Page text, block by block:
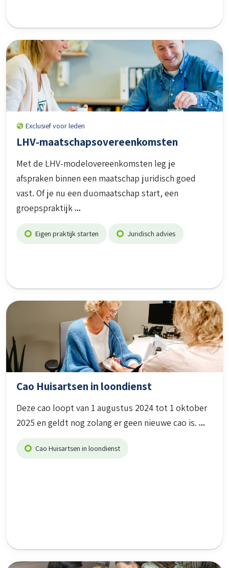
Exclusief voor leden
LHV-maatschapsovereenkomsten
Met de LHV-modelovereenkomsten leg je
afspraken binnen een maatschap juridisch goed
vast. Of je nu een duomaatschap start, een
groepspraktijk
Eigen praktijk starten Juridisch advies
Cao Huisartsen in loondienst
Deze cao loopt van 1 augustus 2024 tot 1 oktober
2025 en geldt nog zolang er geen nieuwe cao is.
Cao Huisartsen in loondienst